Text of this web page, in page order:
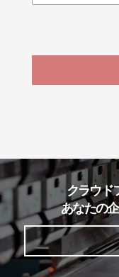
クラウド
あなたの